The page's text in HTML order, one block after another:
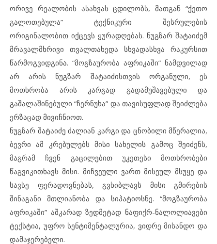
ორივე რეალობის ასახვას ცდილობს, მათგან “ქეთო
გალოთებულა” ტექნიკური შესრულების
ორიგინალობით იქცევს ყურადღებას. ნუგზარ შატაიძემ
მრავალმხრივი თვალთახედა სხვადასხვა რაკურსით
წარმოგვიდგინა. “მოგზაურობა აფრიკაში” ნამდვილად
არ არის ნუგზარ შატაიძისთვის ორგანული, ეს
მოთხრობა არის კარგად გადამუშავებული და
გაშალაშინებული “ჩერნუხა” და თავისუფლად შეიძლება
ერზაცად მივიჩნიოთ.
ნუგზარ შატაიძე ძალიან კარგი და ცნობილი მწერალია,
ბევრი ამ კრებულებს მისი სახელის გამოც შეიძენს,
მაგრამ ჩვენ გაცილებით უკეთესი მოთხრობები
წაგვიკითხავს მისი. მიჩვეული ვართ მისეულ მსუყე და
სავსე ფერადოვნებას, გვხიბლავს მისი გმირების
შინაგანი მთლიანობა და სიპატიოსნე. “მოგზაურობა
აფრიკაში” აშკარად ზედმეტად ნაფიქრ-ნალოლიავები
ტექსტია, უფრო სენტიმენტალურია, ვიდრე მისანდო და
დამაჯერებელი.